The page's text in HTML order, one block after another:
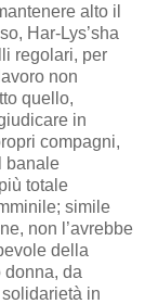
alto il
Har-Lys’sha
regolari, per
non
quello,
in
compagni,
banale
totale
simile
non l’avrebbe
della
donna, da
in